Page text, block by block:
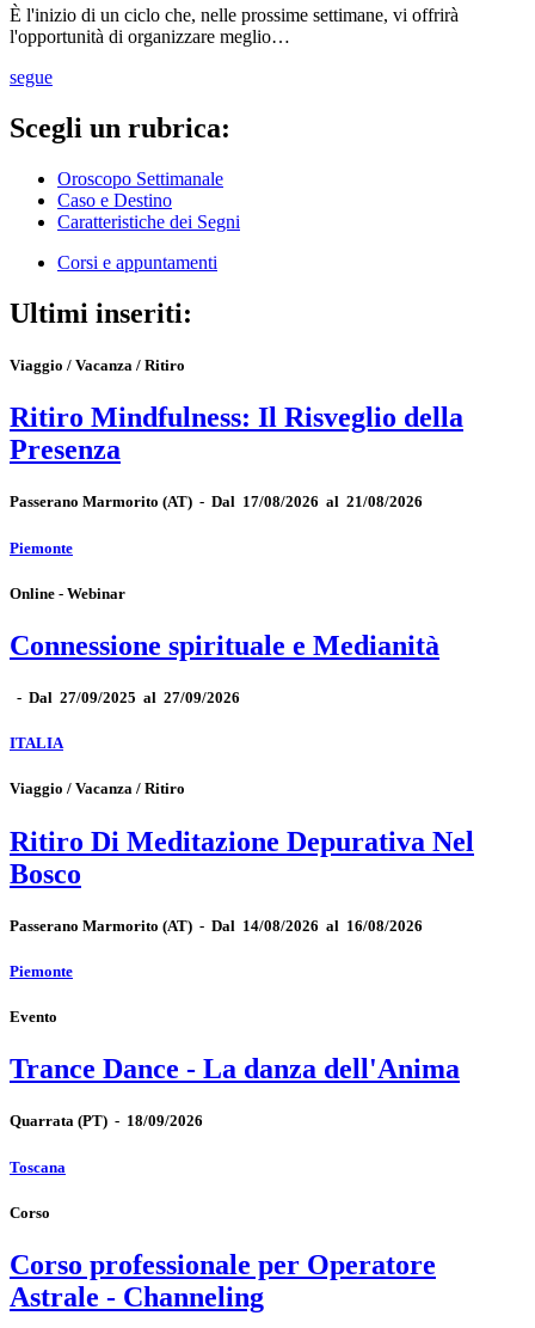
È l'inizio di un ciclo che, nelle prossime settimane, vi offrirà
l'opportunità di organizzare meglio…
segue
Scegli un rubrica:
Oroscopo Settimanale
Caso e Destino
Caratteristiche dei Segni
Corsi e appuntamenti
Ultimi inseriti:
Viaggio / Vacanza / Ritiro
Ritiro Mindfulness: Il Risveglio della
Presenza
Passerano Marmorito (AT) - Dal 17/08/2026 al 21/08/2026
Piemonte
Online - Webinar
Connessione spirituale e Medianità
- Dal 27/09/2025 al 27/09/2026
ITALIA
Viaggio / Vacanza / Ritiro
Ritiro Di Meditazione Depurativa Nel
Bosco
Passerano Marmorito (AT) - Dal 14/08/2026 al 16/08/2026
Piemonte
Evento
Trance Dance - La danza dell'Anima
Quarrata (PT) - 18/09/2026
Toscana
Corso
Corso professionale per Operatore
Astrale - Channeling